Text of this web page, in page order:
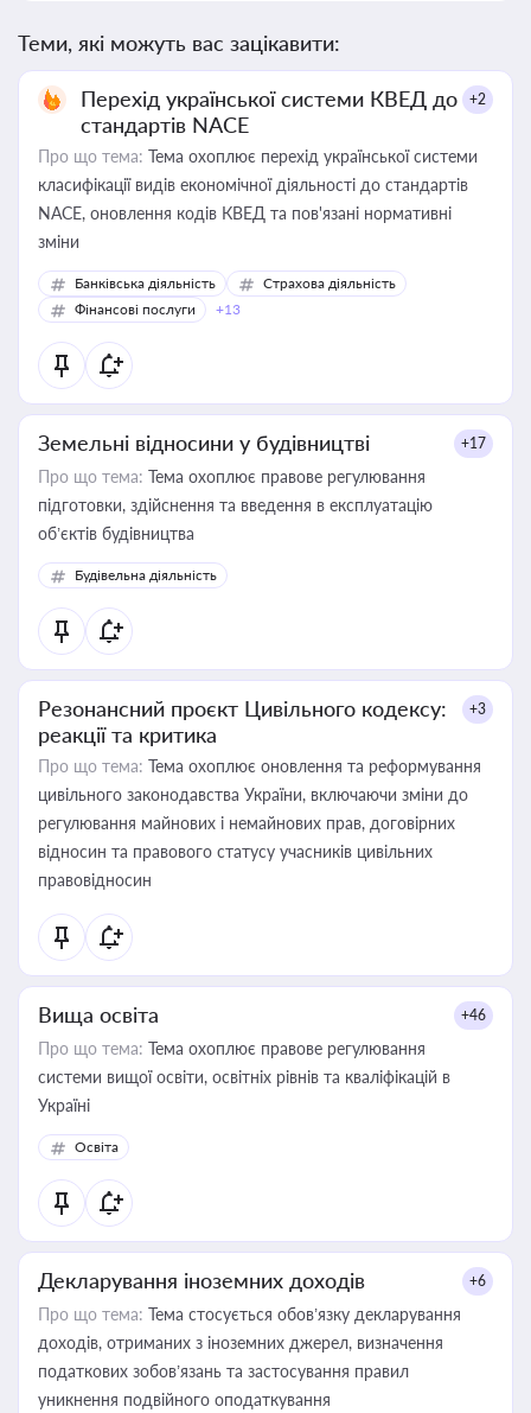
Теми, які можуть вас зацікавити:
Перехід української системи КВЕД до
стандартів NACE
+2
Про що тема: Тема охоплює перехід української системи
класифікації видів економічної діяльності до стандартів
NACE, оновлення кодів КВЕД та пов'язані нормативні
зміни
Банківська діяльність
Страхова діяльність
Фінансові послуги
+13
Земельні відносини у будівництві +17
Про що тема: Тема охоплює правове регулювання
підготовки, здійснення та введення в експлуатацію
об’єктів будівництва
Будівельна діяльність
Резонансний проєкт Цивільного кодексу:
реакції та критика
+3
Про що тема: Тема охоплює оновлення та реформування
цивільного законодавства України, включаючи зміни до
регулювання майнових і немайнових прав, договірних
відносин та правового статусу учасників цивільних
правовідносин
Вища освіта +46
Про що тема: Тема охоплює правове регулювання
системи вищої освіти, освітніх рівнів та кваліфікацій в
Україні
Освіта
Декларування іноземних доходів +6
Про що тема: Тема стосується обов’язку декларування
доходів, отриманих з іноземних джерел, визначення
податкових зобов’язань та застосування правил
уникнення подвійного оподаткування